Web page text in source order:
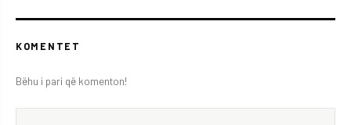
KOMENTET
Bëhu i pari që komenton!